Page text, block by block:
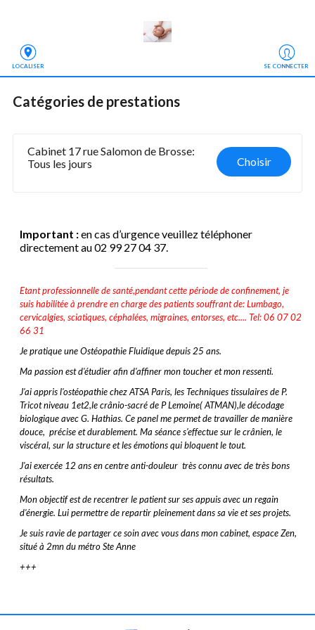
LOCALISER SE CONNECTER
Catégories de prestations
Choisir
Cabinet 17 rue Salomon de Brosse:
Tous les jours
Important :en cas d’urgence veuillez téléphoner
directement au 02 99 27 04 37.
Etant professionnelle de santé,pendant cette période de confinement, je
suis habilitée à prendre en charge des patients souffrant de: Lumbago,
cervicalgies, sciatiques, céphalées, migraines, entorses, etc.... Tel: 06 07 02
66 31
Je pratique une Ostéopathie Fluidique depuis 25 ans.
Ma passion est d'étudier afin d'affiner mon toucher et mon ressenti.
J'ai appris l'ostéopathie chez ATSA Paris, lesTechniques tissulaires de P.
Tricot niveau 1et2,le crânio-sacré de P Lemoine( ATMAN),le décodage
biologique avec G. Hathias. Ce panel me permet de travailler de manière
douce, précise et durablement. Ma séance s'effectue sur le crânien, le
viscéral, sur la structure et les émotions qui bloquent le tout.
J'ai exercée 12 ans en centre anti-douleur très connu avec de très bons
résultats.
Mon objectif est de recentrer le patient sur ses appuis avec un regain
d'énergie. Lui permettre de repartir pleinement dans sa vie et ses projets.
Je suis ravie de partager ce soin avec vous dans mon cabinet, espace Zen,
situé à 2mn du métro Ste Anne
+++